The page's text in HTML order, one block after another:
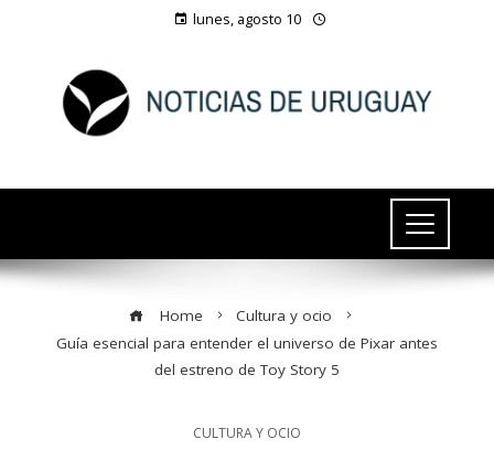
lunes, agosto 10
Home
Cultura y ocio
Guía esencial para entender el universo de Pixar antes
del estreno de Toy Story 5
CULTURA Y OCIO